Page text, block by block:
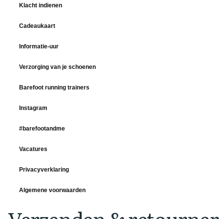
Klacht indienen
Cadeaukaart
Informatie-uur
Verzorging van je schoenen
Barefoot running trainers
Instagram
#barefootandme
Vacatures
Privacyverklaring
Algemene voorwaarden